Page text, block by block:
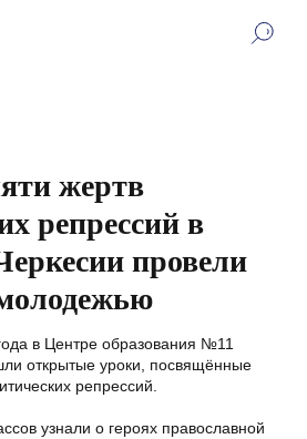
жертв
репрессий в
провели
в Центре образования №11
открытые уроки, посвящённые
репрессий.
узнали о героях православной